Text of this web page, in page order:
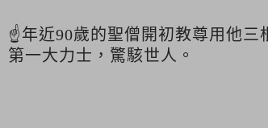
☝年近90歲的聖僧開初教尊用他三
第一大力士，驚駭世人。